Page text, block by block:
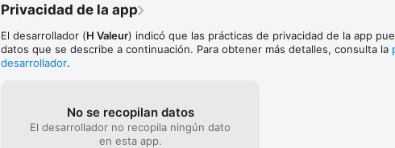
Privacidad de la app
El desarrollador (H Valeur) indicó que las prácticas de privacidad de la app
datos que se describe a continuación. Para obtener más detalles, consulta la
desarrollador.
No se recopilan datos
El desarrollador no recopila ningún dato
en esta app.